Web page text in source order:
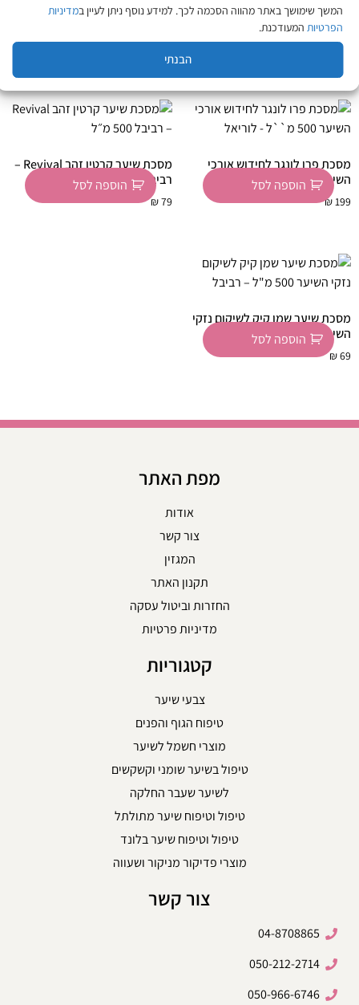
המשך שימושך באתר מהווה הסכמה לכך. למידע נוסף ניתן לעיין במדיניות
הפרטיותהמעודכנת.
הבנתי
מסכת הזנה היילוגן 500 מ"ל –
קווה קווה | Kava Kava
129
הוספה לסל
מסכת פרו לונגר לחידוש אורכי
השיער 500 מ"ל – לוריאל
₪199
הוספה לסל
מסכת שיער קרטין זהב Revival –
רביבל 500 מ״ל
₪79
הוספה לסל
מסכת שיער שמן קיק לשיקום נזקי
השיער 500 מ"ל – רביבל
₪69
הוספה לסל
מפת האתר
אודות
צור קשר
המגזין
תקנון האתר
החזרות וביטול עסקה
מדיניות פרטיות
קטגוריות
צבעי שיער
טיפוח הגוף והפנים
מוצרי חשמל לשיער
טיפול בשיער שומני וקשקשים
לשיער שעבר החלקה
טיפול וטיפוח שיער מתולתל
טיפול וטיפוח שיער בלונד
מוצרי פדיקור מניקור ושעווה
צור קשר
04-8708865
050-212-2714
050-966-6746